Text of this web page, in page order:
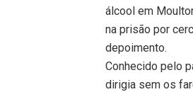
álcool em
na prisão por
depoimento.
Conhecido pelo
dirigia sem os